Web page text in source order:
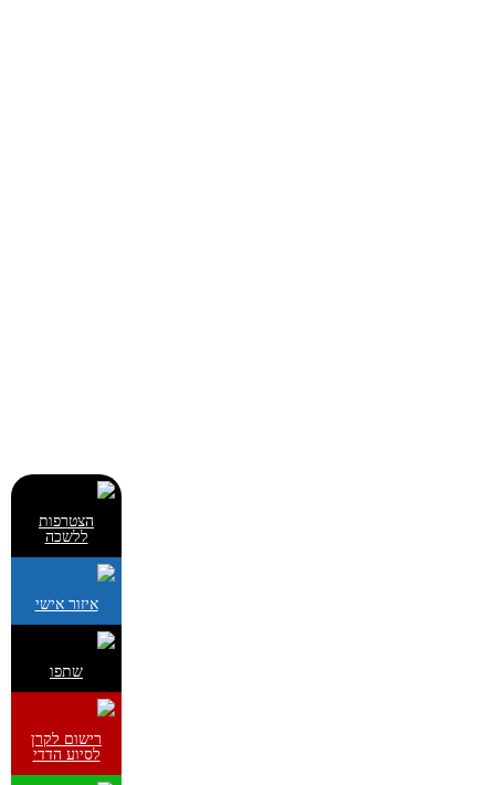
הצטרפות
ללשכה
איזור אישי
שתפו
רישום לקרן
לסיוע הדדי